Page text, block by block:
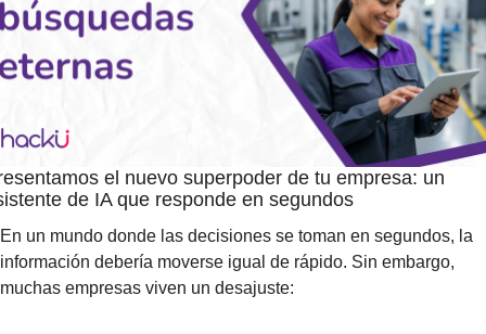
el nuevo superpoder de tu empresa: un
de IA que responde en segundos
En un mundo donde las decisiones se toman en segundos, la
información debería moverse igual de rápido. Sin embargo,
muchas empresas viven un desajuste: